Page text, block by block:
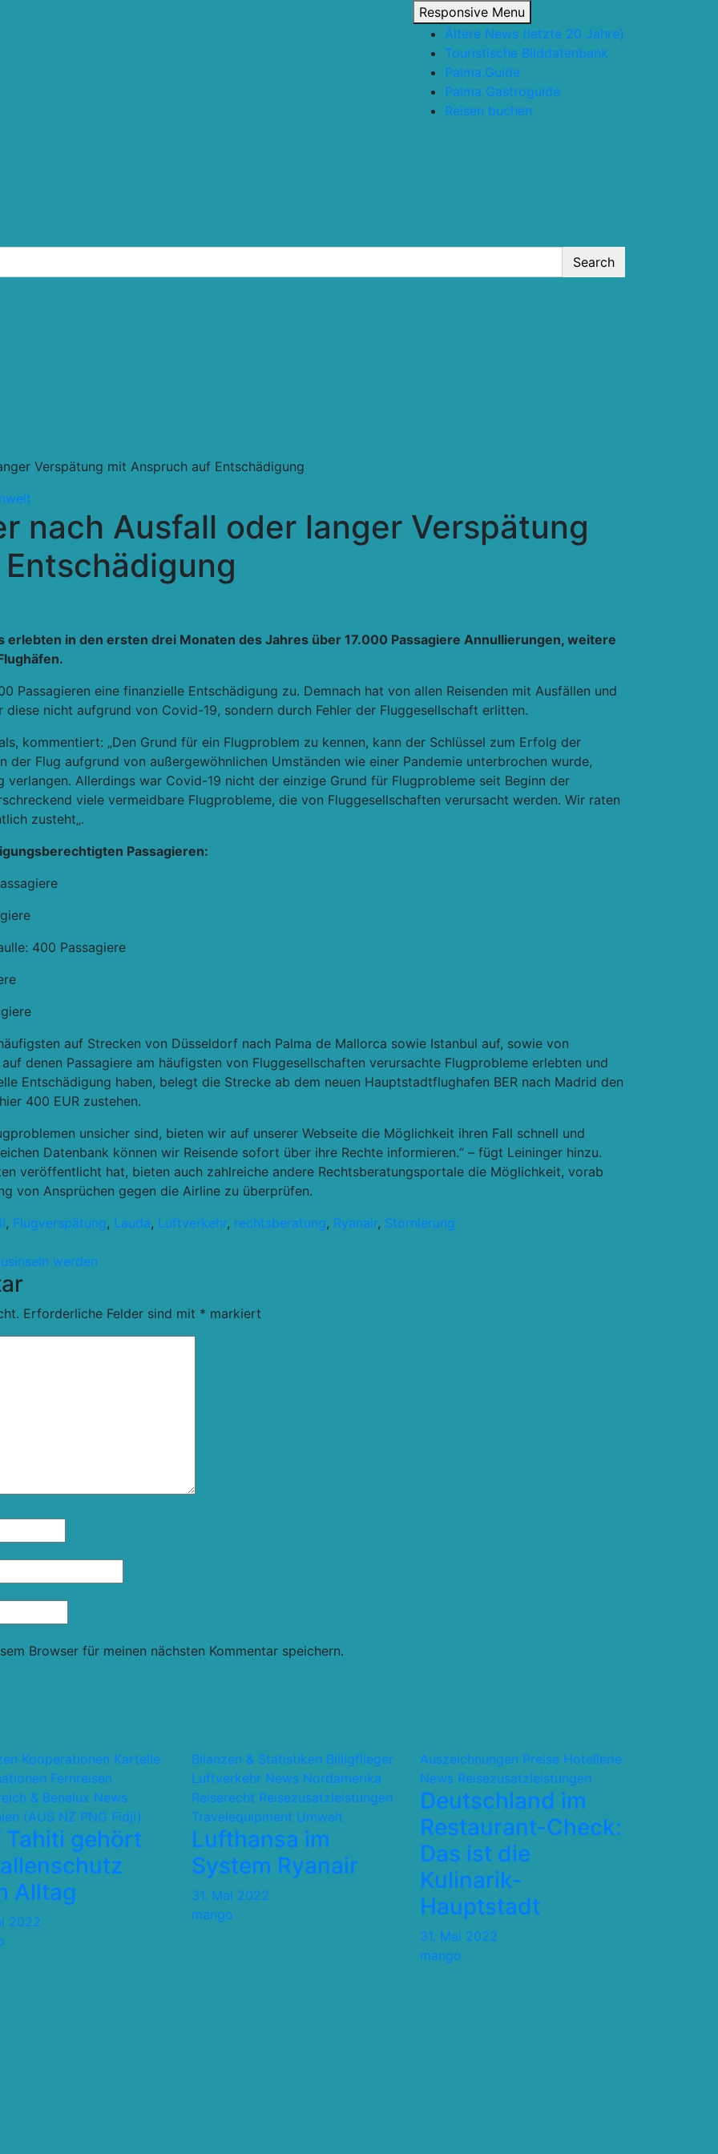
Responsive Menu
Ältere News (letzte 20 Jahre)
Touristische Bilddatenbank
Palma.Guide
Palma Gastroguide
Reisen buchen
Search
Verspätung mit Anspruch auf Entschädigung
nach Ausfall oder langer Verspätung
erlebten in den ersten drei Monaten des Jahres über 17.000 Passagiere Annullierungen, weitere
Passagieren eine finanzielle Entschädigung zu. Demnach hat von allen Reisenden mit Ausfällen und
diese nicht aufgrund von Covid-19, sondern durch Fehler der Fluggesellschaft erlitten.
kommentiert: „Den Grund für ein Flugproblem zu kennen, kann der Schlüssel zum Erfolg der
der Flug aufgrund von außergewöhnlichen Umständen wie einer Pandemie unterbrochen wurde,
verlangen. Allerdings war Covid-19 nicht der einzige Grund für Flugprobleme seit Beginn der
viele vermeidbare Flugprobleme, die von Fluggesellschaften verursacht werden. Wir raten
zusteht„.
Passagieren:
400 Passagiere
auf Strecken von Düsseldorf nach Palma de Mallorca sowie Istanbul auf, sowie von
denen Passagiere am häufigsten von Fluggesellschaften verursachte Flugprobleme erlebten und
Entschädigung haben, belegt die Strecke ab dem neuen Hauptstadtflughafen BER nach Madrid den
400 EUR zustehen.
unsicher sind, bieten wir auf unserer Webseite die Möglichkeit ihren Fall schnell und
Datenbank können wir Reisende sofort über ihre Rechte informieren.“ – fügt Leininger hinzu.
veröffentlicht hat, bieten auch zahlreiche andere Rechtsberatungsportale die Möglichkeit, vorab
von Ansprüchen gegen die Airline zu überprüfen.
, Flugverspätung, Lauda, Luftverkehr, rechtsberatung, Ryanair, Stornierung
werden
Erforderliche Felder sind mit * markiert
Browser für meinen nächsten Kommentar speichern.
Kooperationen Kartelle
Fernreisen
& Benelux News
(AUS NZ PNG Fidji)
Tahiti gehört
Alltag
2022
Bilanzen & Statistiken Billigflieger
Luftverkehr News Nordamerika
Reiserecht Reisezusatzleistungen
Travelequipment Umwelt
Lufthansa im
System Ryanair
31. Mai 2022
mango
Auszeichnungen Preise Hotellerie
News Reisezusatzleistungen
Deutschland im
Restaurant-Check:
Das ist die
Kulinarik-
Hauptstadt
31. Mai 2022
mango